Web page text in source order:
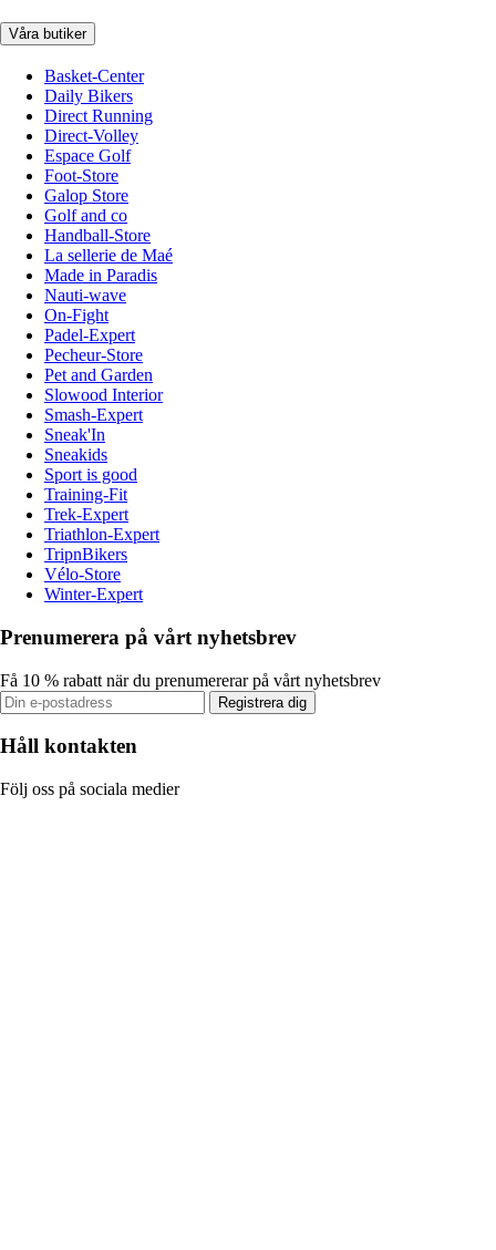
Våra butiker
Basket-Center
Daily Bikers
Direct Running
Direct-Volley
Espace Golf
Foot-Store
Galop Store
Golf and co
Handball-Store
La sellerie de Maé
Made in Paradis
Nauti-wave
On-Fight
Padel-Expert
Pecheur-Store
Pet and Garden
Slowood Interior
Smash-Expert
Sneak'In
Sneakids
Sport is good
Training-Fit
Trek-Expert
Triathlon-Expert
TripnBikers
Vélo-Store
Winter-Expert
Prenumerera på vårt nyhetsbrev
Få 10 % rabatt när du prenumererar på vårt nyhetsbrev
Registrera dig
Håll kontakten
Följ oss på sociala medier